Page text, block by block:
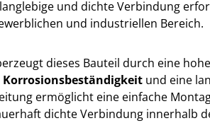
und dichte Verbindung
und industriellen Bereich.
dieses Bauteil durch eine hohe
Korrosionsbeständigkeit und eine
ermöglicht eine einfache
dichte Verbindung innerhalb